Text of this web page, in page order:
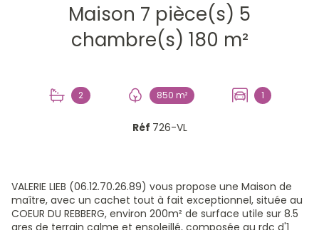
Maison 7 pièce(s) 5
chambre(s) 180 m²
2 850 m² 1
Réf 726-VL
VALERIE LIEB (06.12.70.26.89) vous propose une Maison de
maître, avec un cachet tout à fait exceptionnel, située au
COEUR DU REBBERG, environ 200m² de surface utile sur 8.5